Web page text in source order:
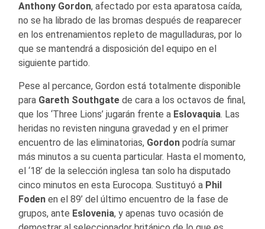
Anthony Gordon, afectado por esta aparatosa caída,
no se ha librado de las bromas después de reaparecer
en los entrenamientos repleto de magulladuras, por lo
que se mantendrá a disposición del equipo en el
siguiente partido.
Pese al percance, Gordon está totalmente disponible
para Gareth Southgate de cara a los octavos de final,
que los ‘Three Lions’ jugarán frente a Eslovaquia. Las
heridas no revisten ninguna gravedad y en el primer
encuentro de las eliminatorias, Gordon podría sumar
más minutos a su cuenta particular. Hasta el momento,
el ‘18’ de la selección inglesa tan solo ha disputado
cinco minutos en esta Eurocopa. Sustituyó a Phil
Foden en el 89’ del último encuentro de la fase de
grupos, ante Eslovenia, y apenas tuvo ocasión de